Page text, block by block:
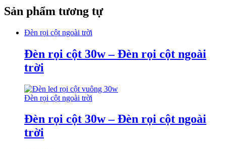
Sản phẩm tương tự
Đèn rọi cột ngoài trời
Đèn rọi cột 30w – Đèn rọi cột ngoài
trời
Đèn rọi cột ngoài trời
Đèn rọi cột 30w – Đèn rọi cột ngoài
trời